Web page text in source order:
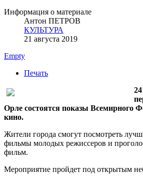
Информация о материале
Антон ПЕТРОВ
КУЛЬТУРА
21 августа 2019
Empty
Печать
Орле состоятся показы Всемирного
кино.
Жители города смогут посмотреть
фильмы молодых режиссеров и
фильм.
Мероприятие пройдет под открытым